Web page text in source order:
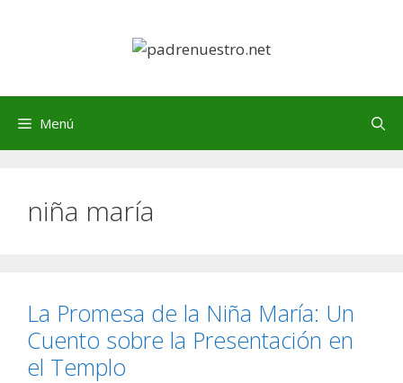
Menú
niña maría
La Promesa de la Niña María: Un
Cuento sobre la Presentación en
el Templo